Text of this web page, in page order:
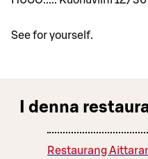
See for yourself.
I denna
Restaurang